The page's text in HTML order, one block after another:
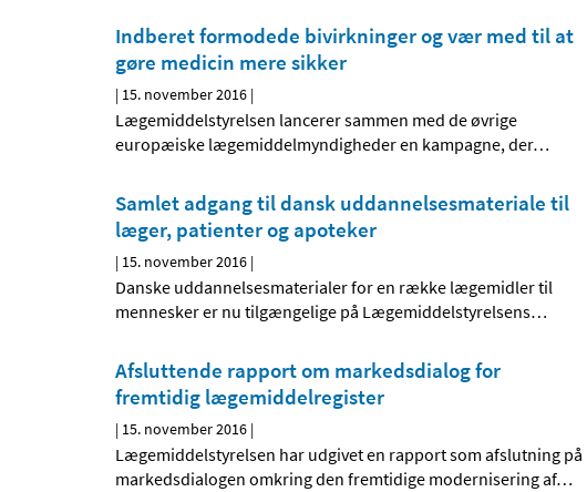
Indberet formodede bivirkninger og vær med til at
gøre medicin mere sikker
| 15. november 2016 |
Lægemiddelstyrelsen lancerer sammen med de øvrige
europæiske lægemiddelmyndigheder en kampagne, der…
Samlet adgang til dansk uddannelsesmateriale til
læger, patienter og apoteker
| 15. november 2016 |
Danske uddannelsesmaterialer for en række lægemidler til
mennesker er nu tilgængelige på Lægemiddelstyrelsens…
Afsluttende rapport om markedsdialog for
fremtidig lægemiddelregister
| 15. november 2016 |
Lægemiddelstyrelsen har udgivet en rapport som afslutning på
markedsdialogen omkring den fremtidige modernisering af…